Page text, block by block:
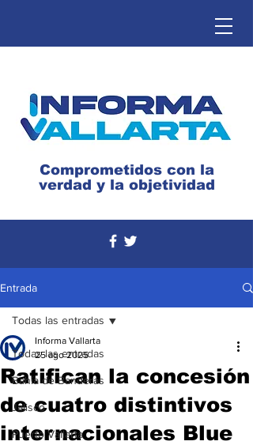
Comprometidos con la
verdad y la objetividad
Entrada
Todas las entradas
Bahía de Banderas
Jalisco
Puerto Vallarta
Todas las entradas
Ratifican la concesión
de cuatro distintivos
internacionales Blue
Informa Vallarta
25 ago 2025